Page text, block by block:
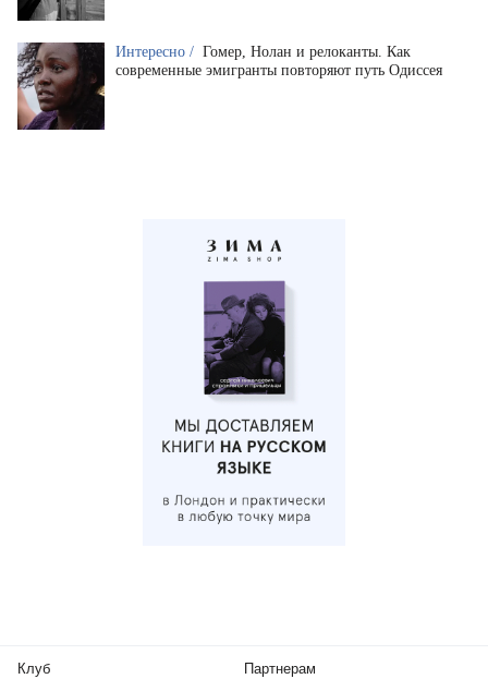
Интересно / Гомер, Нолан и релоканты. Как
современные эмигранты повторяют путь Одиссея
Клуб Партнерам